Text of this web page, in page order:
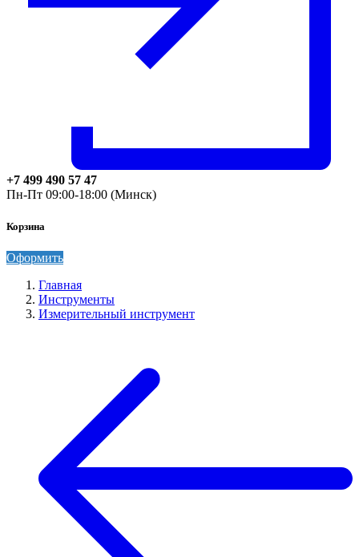
+7 499 490 57 47
Пн-Пт 09:00-18:00 (Минск)
Корзина
Оформить
Главная
Инструменты
Измерительный инструмент